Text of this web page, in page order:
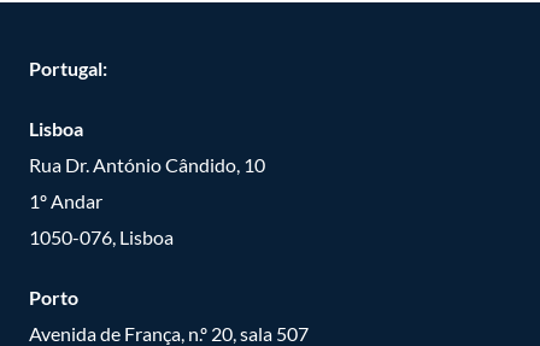
Portugal:
Lisboa
Rua Dr. António Cândido, 10
1º Andar
1050-076, Lisboa
Porto
Avenida de França, n.º 20, sala 507